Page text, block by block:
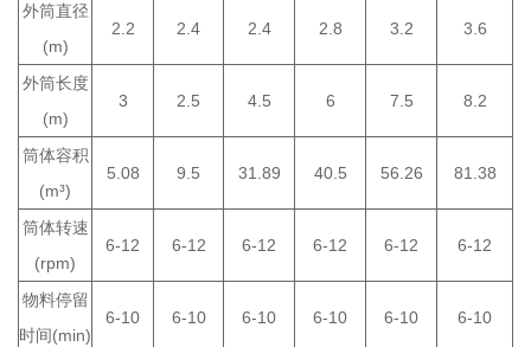
外筒直径
(m)
2.2 2.4 2.4 2.8 3.2 3.6
外筒长度
(m)
3 2.5 4.5 6 7.5 8.2
筒体容积
(m³)
5.08 9.5 31.89 40.5 56.26 81.38
筒体转速
(rpm)
6-12 6-12 6-12 6-12 6-12 6-12
物料停留
时间(min)
6-10 6-10 6-10 6-10 6-10 6-10